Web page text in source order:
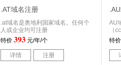
.AT域名注册
.at域名是奥地利国家域名。任何个
人或企业均可注册
特价 393 元/年/个
详情 注册
AU
（
特价